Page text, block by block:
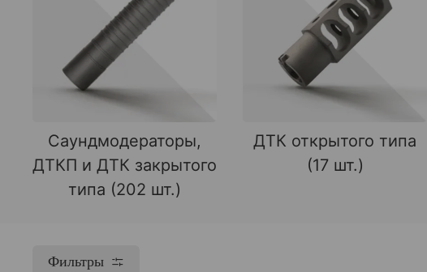
Саундмодераторы,
ДТКП и ДТК закрытого
типа (202 шт.)
ДТК открытого типа
(17 шт.)
Фильтры